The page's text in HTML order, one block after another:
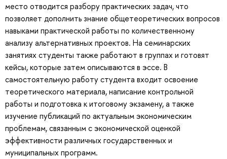
место отводится разбору практических задач, что
позволяет дополнить знание общетеоретических вопросов
навыками практической работы по количественному
анализу альтернативных проектов. На семинарских
занятиях студенты также работают в группах и готовят
кейсы, которые затем описываются в эссе. В
самостоятельную работу студента входит освоение
теоретического материала, написание контрольной
работы и подготовка к итоговому экзамену, а также
изучение публикаций по актуальным экономическим
проблемам, связанным с экономической оценкой
эффективности различных государственных и
муниципальных программ.